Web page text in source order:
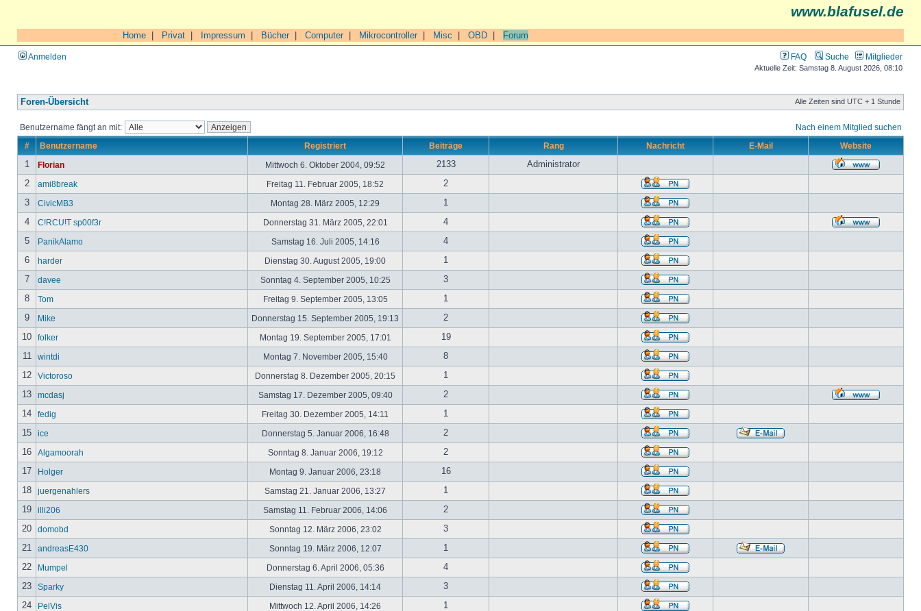
www.blafusel.de
Home Privat Impressum Bücher| Computer| Mikrocontroller| Misc OBD Forum
Anmelden FAQ Suche Mitglieder
Aktuelle Zeit: Samstag 8. August 2026, 08:10
Foren-Übersicht Alle Zeiten sind UTC + 1 Stunde
Benutzername fängt an mit: Nach einem Mitglied suchen
# Benutzername Registriert Beiträge Rang Nachricht E-Mail Website
1 Florian Mittwoch 6. Oktober 2004, 09:52 2133
Administrator
2
ami8break Freitag 11. Februar 2005, 18:52
2
3
CivicMB3 Montag 28. März 2005, 12:29
1
4
C!RCU!T sp00f3r Donnerstag 31. März 2005, 22:01
4
5
PanikAlamo Samstag 16. Juli 2005, 14:16
4
6
harder Dienstag 30. August 2005, 19:00
1
7
davee Sonntag 4. September 2005, 10:25
3
8
Tom Freitag 9. September 2005, 13:05
1
9
Mike Donnerstag 15. September 2005, 19:13
2
10
folker Montag 19. September 2005, 17:01
19
11
wintdi Montag 7. November 2005, 15:40
8
12
Victoroso Donnerstag 8. Dezember 2005, 20:15
1
13
mcdasj Samstag 17. Dezember 2005, 09:40
2
14
fedig Freitag 30. Dezember 2005, 14:11
1
15
ice Donnerstag 5. Januar 2006, 16:48
2
16
Algamoorah Sonntag 8. Januar 2006, 19:12
2
17
Holger Montag 9. Januar 2006, 23:18
16
18
juergenahlers Samstag 21. Januar 2006, 13:27
1
19
illi206 Samstag 11. Februar 2006, 14:06
2
20
domobd Sonntag 12. März 2006, 23:02
3
21
andreasE430 Sonntag 19. März 2006, 12:07
1
22
Mumpel Donnerstag 6. April 2006, 05:36
4
23
Sparky Dienstag 11. April 2006, 14:14
3
24
PelVis Mittwoch 12. April 2006, 14:26
1